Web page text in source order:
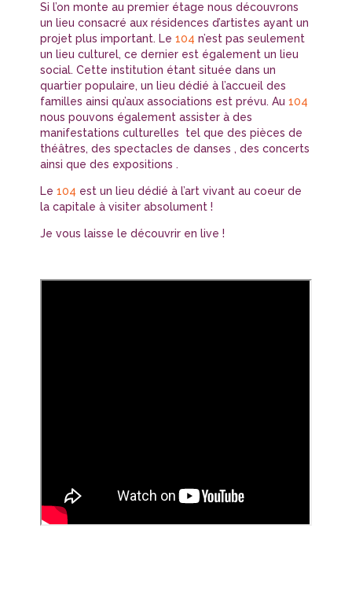
Si l’on monte au premier étage nous découvrons
un lieu consacré aux résidences d’artistes ayant un
projet plus important. Le104 n’est pas seulement
un lieu culturel, ce dernier est également un lieu
social. Cette institution étant située dans un
quartier populaire, un lieu dédié à l’accueil des
familles ainsi qu’aux associations est prévu. Au104
nous pouvons également assister à des
manifestations culturelles tel que des pièces de
théâtres, des spectacles de danses , des concerts
ainsi que des expositions .
Le104 est un lieu dédié à l’art vivant au coeur de
la capitale à visiter absolument !
Je vous laisse le découvrir en live !